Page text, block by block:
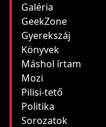
Galéria
GeekZone
Gyerekszáj
Könyvek
Máshol írtam
Mozi
Pilisi-tető
Politika
Sorozatok